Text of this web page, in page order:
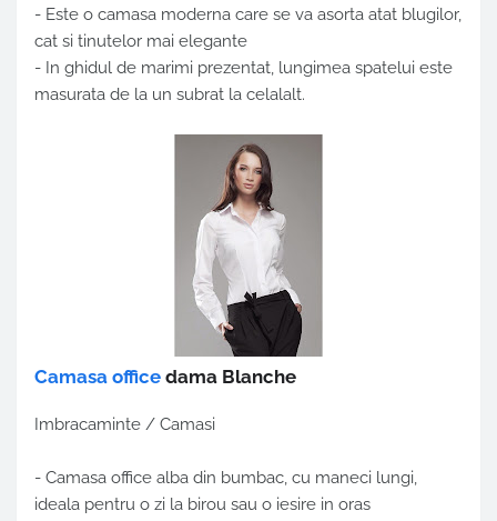
- Este o camasa moderna care se va asorta atat blugilor,
cat si tinutelor mai elegante
- In ghidul de marimi prezentat, lungimea spatelui este
masurata de la un subrat la celalalt.
Camasa office dama Blanche
Imbracaminte / Camasi
- Camasa office alba din bumbac, cu maneci lungi,
ideala pentru o zi la birou sau o iesire in oras